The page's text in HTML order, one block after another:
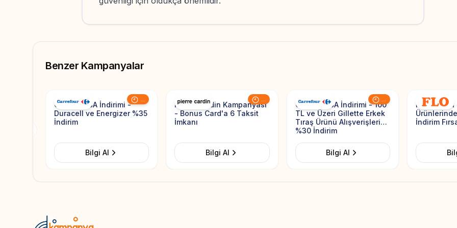
Benzer Kampanyalar
...
CarrefourSA İndirimi -
Duracell ve Energizer %35
İndirim
Bilgi Al
...
Pierre Cardin Kampanyası
- Bonus Card'a 6 Taksit
İmkanı
Bilgi Al
...
CarrefourSA İndirimi - 100
TL ve Üzeri Gillette Erkek
Tıraş Ürünü Alışverişlerine
%30 İndirim
Bilgi Al
Flo
İndirim